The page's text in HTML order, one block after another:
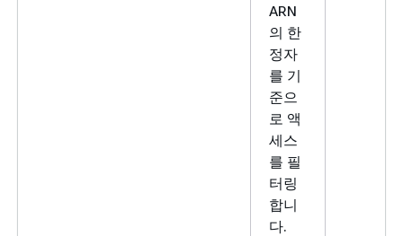
ARN
의 한
정자
를 기
준으
로 액
세스
를 필
터링
합니
다.